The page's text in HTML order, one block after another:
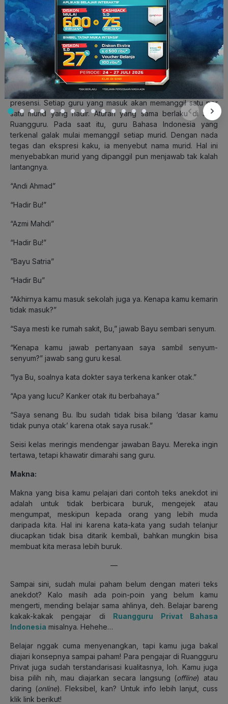
Pengertian, Ciri-Ciri & Jenisnya
6. Contoh Teks Anekdot Mengkritik untuk
Tidak Berbicara Kasar
Berkat Kanker Otak
Rutinitas belajar dan mengajar selalu diawali dengan cek
presensi. Setiap guru yang masuk akan memanggil satu per
satu murid yang hadir. Aturan yang sama berlaku di SMA
Ruangguru. Pada saat itu, guru Bahasa Indonesia yang
terkenal galak mulai memanggil setiap murid. Dengan nada
tegas dan ekspresi kaku, ia menyebut nama murid. Hal ini
menyebabkan murid yang dipanggil pun menjawab tak kalah
lantangnya.
“Andi Ahmad”
“Hadir Bu!”
“Azmi Mahdi”
“Hadir Bu!”
“Bayu Satria”
“Hadir Bu”
“Akhirnya kamu masuk sekolah juga ya. Kenapa kamu kemarin
tidak masuk?”
“Saya mesti ke rumah sakit, Bu,” jawab Bayu sembari senyum.
“Kenapa kamu jawab pertanyaan saya sambil senyum-
senyum?” jawab sang guru kesal.
“Iya Bu, soalnya kata dokter saya terkena kanker otak.”
“Apa yang lucu? Kanker otak itu berbahaya.”
“Saya senang Bu. Ibu sudah tidak bisa bilang ‘dasar kamu
tidak punya otak’ karena otak saya rusak.”
Seisi kelas meringis mendengar jawaban Bayu. Mereka ingin
tertawa, tetapi khawatir dimarahi sang guru.
Makna:
Makna yang bisa kamu pelajari dari contoh teks anekdot ini
adalah untuk tidak berbicara buruk, mengejek atau
mengumpat, meskipun kepada orang yang lebih muda
daripada kita. Hal ini karena kata-kata yang sudah telanjur
diucapkan tidak bisa ditarik kembali, bahkan mungkin bisa
membuat kita merasa lebih buruk.
—
Sampai sini, sudah mulai paham belum dengan materi teks
anekdot? Kalo masih ada poin-poin yang belum kamu
mengerti, mending belajar sama ahlinya, deh. Belajar bareng
kakak-kakak pengajar di Ruangguru Privat Bahasa
Indonesia misalnya. Hehehe…
Belajar nggak cuma menyenangkan, tapi kamu juga bakal
diajari konsepnya sampai paham! Para pengajar di Ruangguru
Privat juga sudah terstandarisasi kualitasnya, loh. Kamu juga
bisa pilih nih, mau diajarkan secara langsung (offline) atau
daring (online). Fleksibel, kan? Untuk info lebih lanjut, cuss
klik link berikut!